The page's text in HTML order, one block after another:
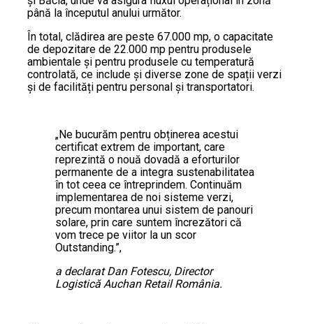
până la începutul anului următor.
În total, clădirea are peste 67.000 mp, o capacitate
de depozitare de 22.000 mp pentru produsele
ambientale și pentru produsele cu temperatură
controlată, ce include și diverse zone de spații verzi
și de facilități pentru personal și transportatori.
„Ne bucurăm pentru obținerea acestui
certificat extrem de important, care
reprezintă o nouă dovadă a eforturilor
permanente de a integra sustenabilitatea
în tot ceea ce întreprindem. Continuăm
implementarea de noi sisteme verzi,
precum montarea unui sistem de panouri
solare, prin care suntem încrezători că
vom trece pe viitor la un scor
Outstanding.”,
a declarat Dan Fotescu, Director
Logistică Auchan Retail România.